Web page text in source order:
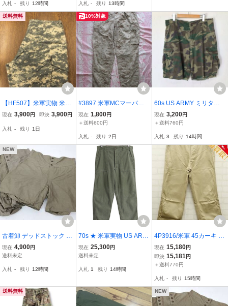
パンツ ショートパンツ お
買い得4枚セット
入札 - 残り 12時間
S-LONG GN01
入札 - 残り 13時間
送料無料
【HF507】米軍実物 米陸
軍 05s US ARMY ACU L-
ジタルカモUCP 迷彩 カモ
SA 古着 送料無料
現在 3,900円 即決 3,900円
入札 - 残り 1日
10%対象
#3897 米軍MCマーパッ
トパンツ S-レギュラー デ
ザート
現在 1,800円
＋送料600円
入札 - 残り 2日
60s US ARMY ミリタリ
ー 迷彩 カモフラ ショー
トパンツ カーゴパンツ カ
A製 アメリカ製 ERDL NA
VY USAF 40s50s
現在 3,200円
＋送料760円
入札 3 残り 14時間
NEW
古着卸 デッドストック U
S古着 ＊U.S.ARMY ア
メリカ軍 1940'S 当時物
パンツ ショートパンツ お
現在 4,900円
送料未定
入札 - 残り 12時間
70s ★ 米軍実物 US ARM
Y コットン サテン ベイカ
ー パンツ 実寸 34 29 程/ 7
ティーグ ユーティリティ
現在 25,300円
送料未定
入札 1 残り 14時間
4P3916/米軍 45カーキ チ
ノトラウザーズ チノパン
ツ ビンテージ
現在 15,180円
即決 15,181円
＋送料770円
入札 - 残り 15時間
送料無料 NEW